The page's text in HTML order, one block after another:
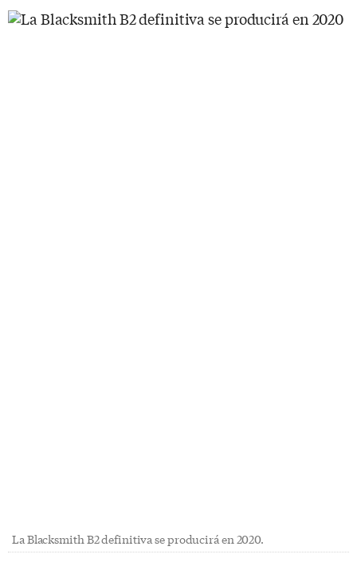
La Blacksmith B2 definitiva se producirá en 2020.